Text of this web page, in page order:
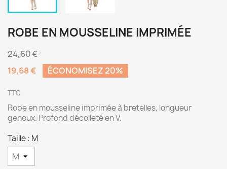
ROBE EN MOUSSELINE IMPRIMÉE
24,60 €
19,68 €
ÉCONOMISEZ 20%
TTC
Robe en mousseline imprimée à bretelles, longueur
genoux. Profond décolleté en V.
Taille : M